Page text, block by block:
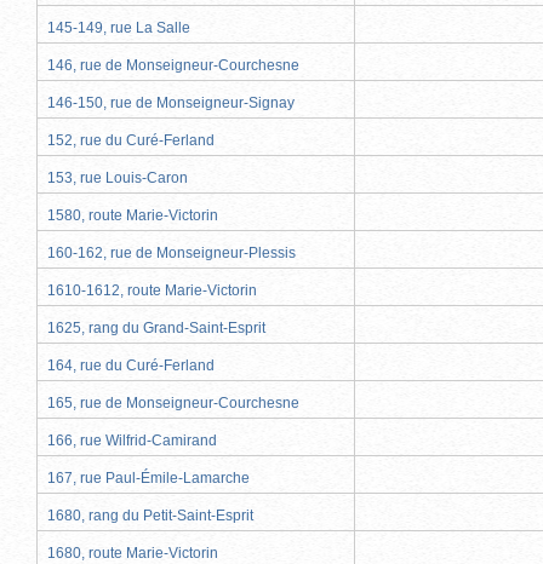
145-149, rue La Salle
146, rue de Monseigneur-Courchesne
146-150, rue de Monseigneur-Signay
152, rue du Curé-Ferland
153, rue Louis-Caron
1580, route Marie-Victorin
160-162, rue de Monseigneur-Plessis
1610-1612, route Marie-Victorin
1625, rang du Grand-Saint-Esprit
164, rue du Curé-Ferland
165, rue de Monseigneur-Courchesne
166, rue Wilfrid-Camirand
167, rue Paul-Émile-Lamarche
1680, rang du Petit-Saint-Esprit
1680, route Marie-Victorin